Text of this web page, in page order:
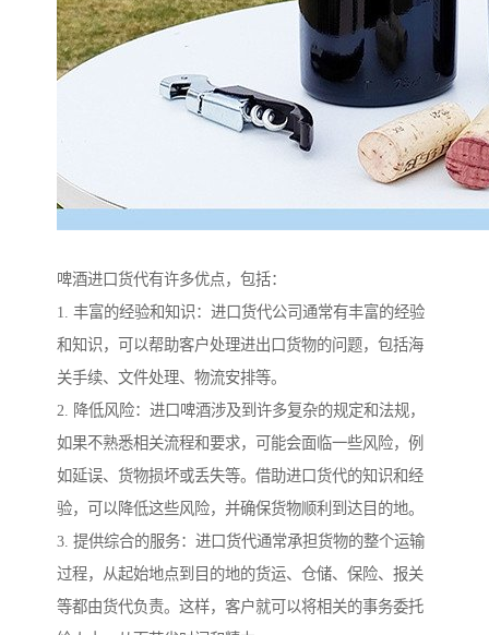
啤酒进口货代有许多优点，包括：
1. 丰富的经验和知识：进口货代公司通常有丰富的经验
和知识，可以帮助客户处理进出口货物的问题，包括海
关手续、文件处理、物流安排等。
2. 降低风险：进口啤酒涉及到许多复杂的规定和法规，
如果不熟悉相关流程和要求，可能会面临一些风险，例
如延误、货物损坏或丢失等。借助进口货代的知识和经
验，可以降低这些风险，并确保货物顺利到达目的地。
3. 提供综合的服务：进口货代通常承担货物的整个运输
过程，从起始地点到目的地的货运、仓储、保险、报关
等都由货代负责。这样，客户就可以将相关的事务委托